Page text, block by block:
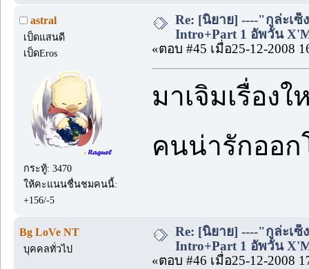
astral
เป็ดแสนดี
เป็ดEros
กระทู้: 3470
ให้คะแนนชื่นชมคนนี้:
+156/-5
Re: [นิยาย] ----"กูล่ะเ
Intro+Part 1 อัพวัน
«ตอบ #45 เมื่อ25-12-2008
มาเจิมเรื่อง
คนน่ารักออ
Bg LoVe NT
บุคคลทั่วไป
Re: [นิยาย] ----"กูล่ะเ
Intro+Part 1 อัพวัน
«ตอบ #46 เมื่อ25-12-2008